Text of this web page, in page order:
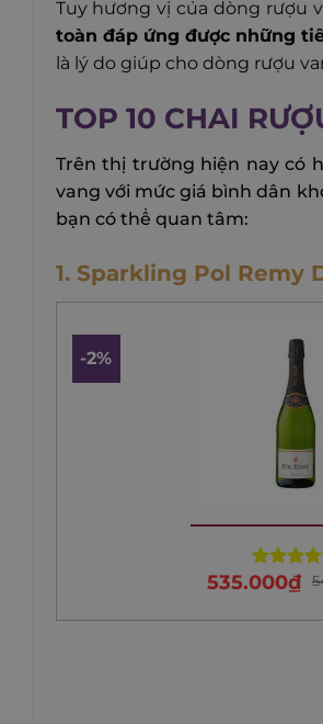
Tuy hương vị của dòng rượu
toàn đáp ứng được những
là lý do giúp cho dòng rượu
TOP 10 CHAI
Trên thị trường hiện nay có
vang với mức giá bình dân
bạn có thể quan tâm:
1. Sparkling Pol Remy
-2%
Rated
535.000₫